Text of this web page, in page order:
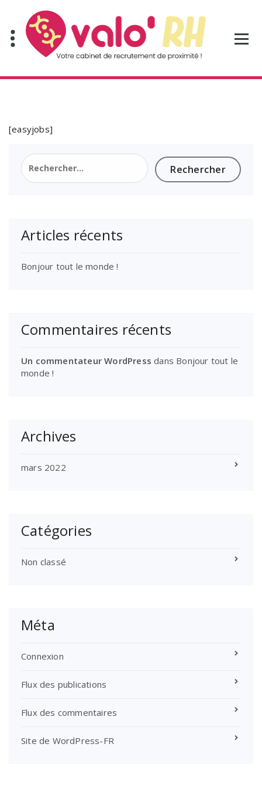
contenu
[easyjobs]
Rechercher :
Articles récents
Bonjour tout le monde !
Commentaires récents
Un commentateur WordPress dans Bonjour tout le
monde !
Archives
mars 2022
Catégories
Non classé
Méta
Connexion
Flux des publications
Flux des commentaires
Site de WordPress-FR